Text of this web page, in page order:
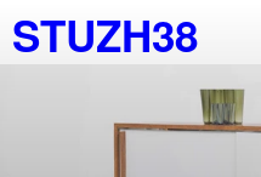
STUZH38